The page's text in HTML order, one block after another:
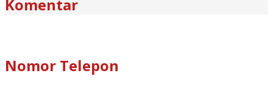
Komentar
Nomor Telepon